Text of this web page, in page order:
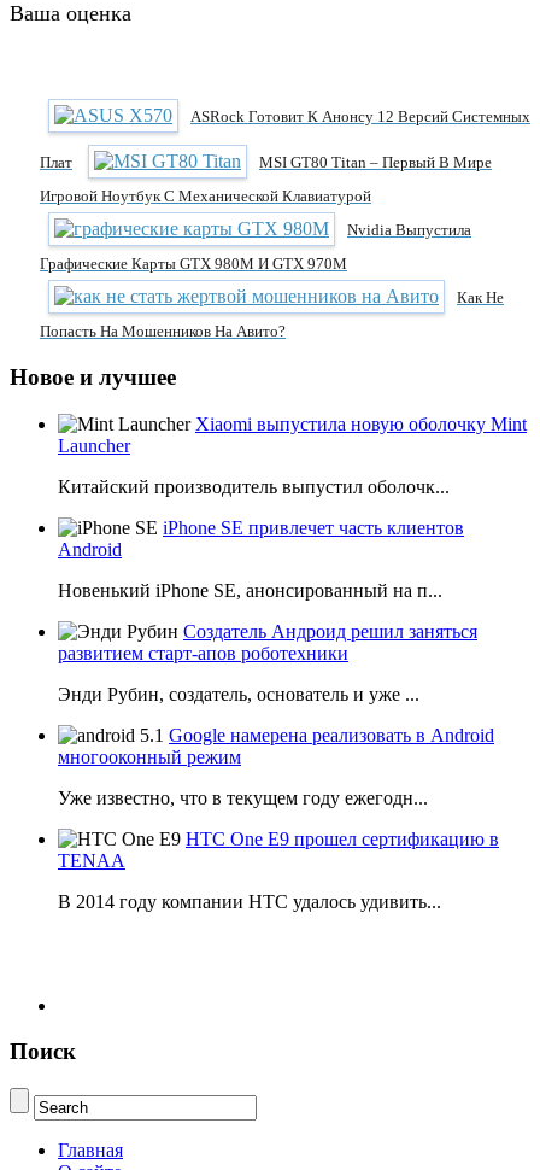
Ваша оценка
ASRock Готовит К Анонсу 12 Версий Системных
Плат
MSI GT80 Titan – Первый В Мире
Игровой Ноутбук С Механической Клавиатурой
Nvidia Выпустила
Графические Карты GTX 980M И GTX 970M
Как Не
Попасть На Мошенников На Авито?
Новое и лучшее
Xiaomi выпустила новую оболочку Mint
Launcher
Китайский производитель выпустил оболочк...
iPhone SE привлечет часть клиентов
Android
Новенький iPhone SE, анонсированный на п...
Создатель Андроид решил заняться
развитием старт-апов роботехники
Энди Рубин, создатель, основатель и уже ...
Google намерена реализовать в Android
многооконный режим
Уже известно, что в текущем году ежегодн...
HTC One E9 прошел сертификацию в
TENAA
В 2014 году компании НТС удалось удивить...
Поиск
Главная